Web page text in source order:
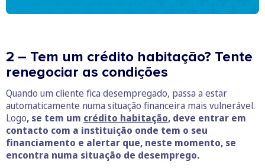
2 – Tem um crédito habitação? Tente
renegociar as condições
Quando um cliente fica desempregado, passa a estar
automaticamente numa situação financeira mais vulnerável.
Logo, se tem um crédito habitação, deve entrar em
contacto com a instituição onde tem o seu
financiamento e alertar que, neste momento, se
encontra numa situação de desemprego.